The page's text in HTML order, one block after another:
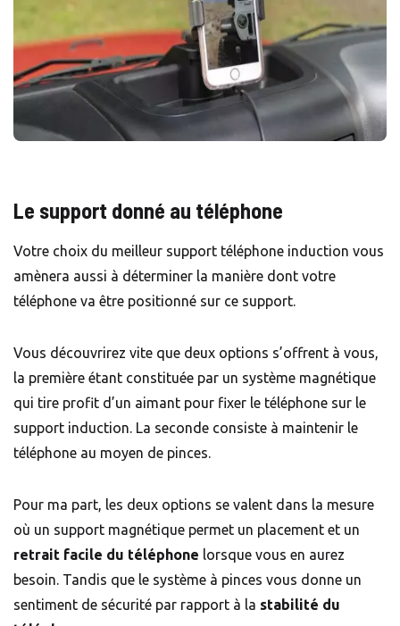
Le support donné au téléphone
Votre choix du meilleur support téléphone induction vous
amènera aussi à déterminer la manière dont votre
téléphone va être positionné sur ce support.
Vous découvrirez vite que deux options s’offrent à vous,
la première étant constituée par un système magnétique
qui tire profit d’un aimant pour fixer le téléphone sur le
support induction. La seconde consiste à maintenir le
téléphone au moyen de pinces.
Pour ma part, les deux options se valent dans la mesure
où un support magnétique permet un placement et un
retrait facile du téléphone lorsque vous en aurez
besoin. Tandis que le système à pinces vous donne un
sentiment de sécurité par rapport à la stabilité du